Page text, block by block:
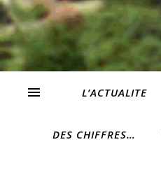
L’ACTUALITE
DES CHIFFRES…